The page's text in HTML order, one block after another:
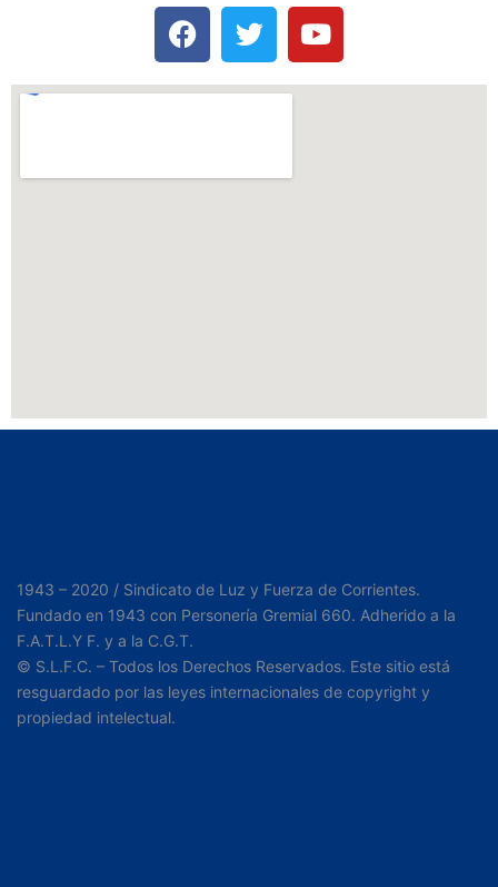
1943 – 2020 / Sindicato de Luz y Fuerza de Corrientes.
Fundado en 1943 con Personería Gremial 660. Adherido a la
F.A.T.L.Y F. y a la C.G.T.
© S.L.F.C. – Todos los Derechos Reservados. Este sitio está
resguardado por las leyes internacionales de copyright y
propiedad intelectual.